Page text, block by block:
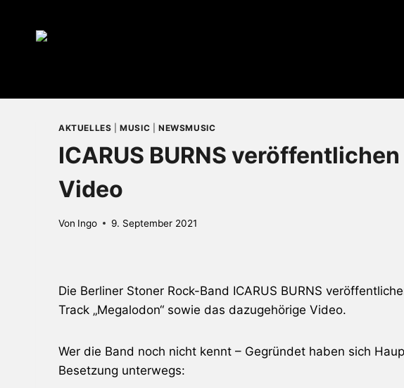
AKTUELLES |MUSIC NEWSMUSIC
ICARUS BURNS
Video
Von Ingo 9. September 2021
Die Berliner Stoner Rock-Band ICARUS BURNS
Track „Megalodon“ sowie das dazugehörige Video.
Wer die Band noch nicht kennt – Gegründet haben sich
Besetzung unterwegs: